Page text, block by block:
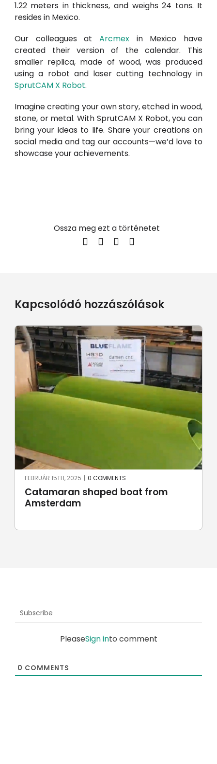
1.22 meters in thickness, and weighs 24 tons. It
resides in Mexico.
Our colleagues at Arcmex in Mexico have
created their version of the calendar. This
smaller replica, made of wood, was produced
using a robot and laser cutting technology in
SprutCAM X Robot.
Imagine creating your own story, etched in wood,
stone, or metal. With SprutCAM X Robot, you can
bring your ideas to life. Share your creations on
social media and tag our accounts—we’d love to
showcase your achievements.
Ossza meg ezt a történetet
Kapcsolódó hozzászólások
Robotic stone milling by
UnionRobot
JÚNIUS 23RD, 2024 | 0 COMMENTS
Subscribe
PleaseSign into comment
0 COMMENTS